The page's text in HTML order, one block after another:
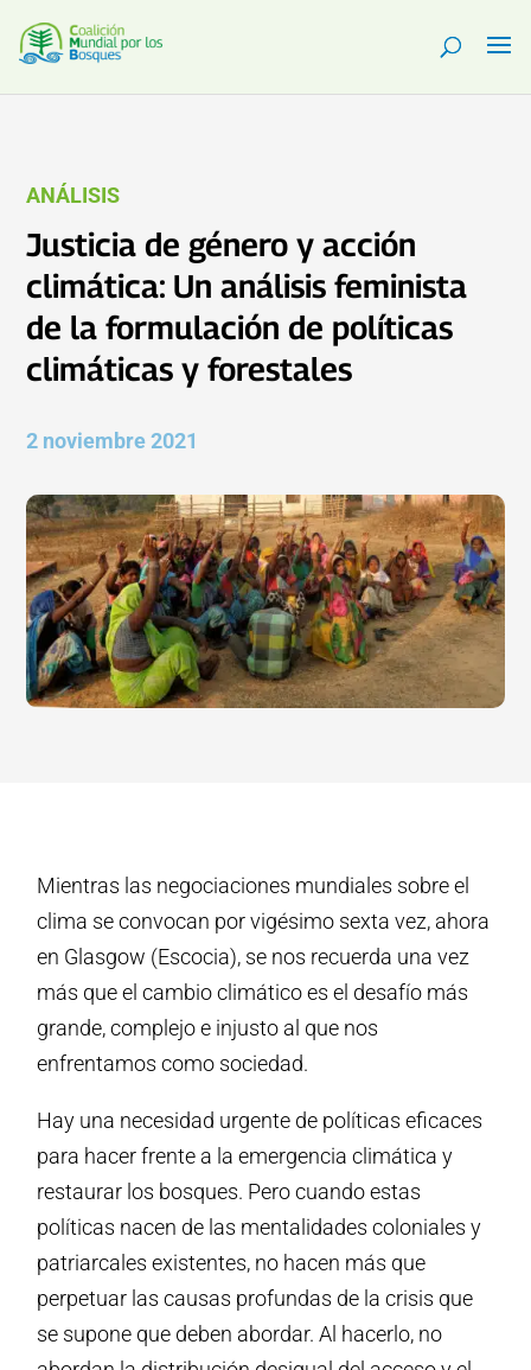
ANÁLISIS
Justicia de género y acción
climática: Un análisis feminista
de la formulación de políticas
climáticas y forestales
2 noviembre 2021
Mientras las negociaciones mundiales sobre el
clima se convocan por vigésimo sexta vez, ahora
en Glasgow (Escocia), se nos recuerda una vez
más que el cambio climático es el desafío más
grande, complejo e injusto al que nos
enfrentamos como sociedad.
Hay una necesidad urgente de políticas eficaces
para hacer frente a la emergencia climática y
restaurar los bosques. Pero cuando estas
políticas nacen de las mentalidades coloniales y
patriarcales existentes, no hacen más que
perpetuar las causas profundas de la crisis que
se supone que deben abordar. Al hacerlo, no